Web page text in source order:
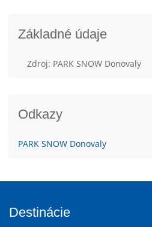
Základné údaje
Zdroj: PARK SNOW Donovaly
Odkazy
PARK SNOW Donovaly
Destinácie